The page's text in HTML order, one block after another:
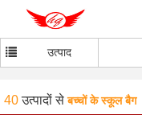
उत्पाद
40 उत्पादों से बच्चों के स्कूल बैग